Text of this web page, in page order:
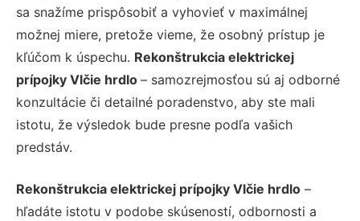
sa snažíme prispôsobiť a vyhovieť v maximálnej
možnej miere, pretože vieme, že osobný prístup je
kľúčom k úspechu. Rekonštrukcia elektrickej
prípojky Vlčie hrdlo – samozrejmosťou sú aj odborné
konzultácie či detailné poradenstvo, aby ste mali
istotu, že výsledok bude presne podľa vašich
predstáv.
Rekonštrukcia elektrickej prípojky Vlčie hrdlo –
hľadáte istotu v podobe skúseností, odbornosti a